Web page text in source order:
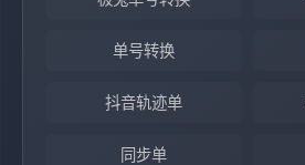
单号转换
抖音轨迹单
同步单